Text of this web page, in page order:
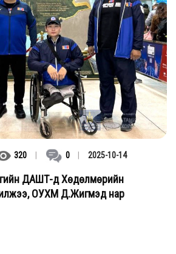
320 0 2025-10-14
ДАШТ-д Хөдөлмөрийн
ОУХМ Д.Жигмэд нар